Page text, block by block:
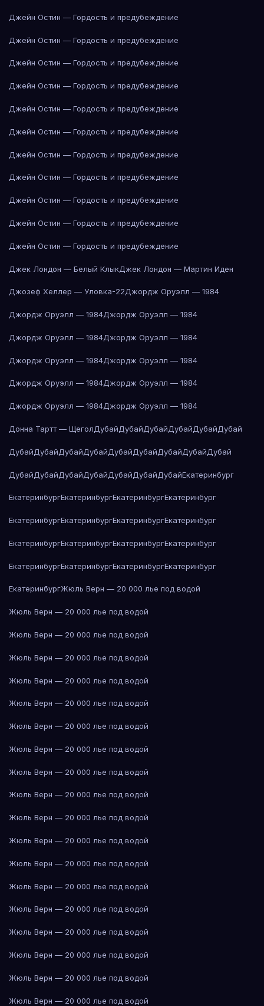
Джейн Остин — Гордость и предубеждение
Джейн Остин — Гордость и предубеждение
Джейн Остин — Гордость и предубеждение
Джейн Остин — Гордость и предубеждение
Джейн Остин — Гордость и предубеждение
Джейн Остин — Гордость и предубеждение
Джейн Остин — Гордость и предубеждение
Джейн Остин — Гордость и предубеждение
Джейн Остин — Гордость и предубеждение
Джейн Остин — Гордость и предубеждение
Джейн Остин — Гордость и предубеждение
Джек Лондон — Белый КлыкДжек Лондон — Мартин Иден
Джозеф Хеллер — Уловка-22Джордж Оруэлл — 1984
Джордж Оруэлл — 1984Джордж Оруэлл — 1984
Джордж Оруэлл — 1984Джордж Оруэлл — 1984
Джордж Оруэлл — 1984Джордж Оруэлл — 1984
Джордж Оруэлл — 1984Джордж Оруэлл — 1984
Джордж Оруэлл — 1984Джордж Оруэлл — 1984
Донна Тартт — ЩеголДубайДубайДубайДубайДубайДубай
ДубайДубайДубайДубайДубайДубайДубайДубайДубай
ДубайДубайДубайДубайДубайДубайДубайЕкатеринбург
ЕкатеринбургЕкатеринбургЕкатеринбургЕкатеринбург
ЕкатеринбургЕкатеринбургЕкатеринбургЕкатеринбург
ЕкатеринбургЕкатеринбургЕкатеринбургЕкатеринбург
ЕкатеринбургЕкатеринбургЕкатеринбургЕкатеринбург
ЕкатеринбургЖюль Верн — 20 000 лье под водой
Жюль Верн — 20 000 лье под водой
Жюль Верн — 20 000 лье под водой
Жюль Верн — 20 000 лье под водой
Жюль Верн — 20 000 лье под водой
Жюль Верн — 20 000 лье под водой
Жюль Верн — 20 000 лье под водой
Жюль Верн — 20 000 лье под водой
Жюль Верн — 20 000 лье под водой
Жюль Верн — 20 000 лье под водой
Жюль Верн — 20 000 лье под водой
Жюль Верн — 20 000 лье под водой
Жюль Верн — 20 000 лье под водой
Жюль Верн — 20 000 лье под водой
Жюль Верн — 20 000 лье под водой
Жюль Верн — 20 000 лье под водой
Жюль Верн — 20 000 лье под водой
Жюль Верн — 20 000 лье под водой
Жюль Верн — 20 000 лье под водой